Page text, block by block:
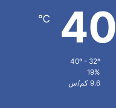
40
℃
19%
9.6 كم/س